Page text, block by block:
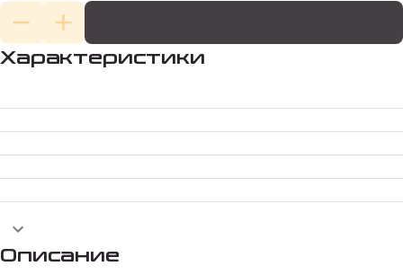
Характеристики
Описание